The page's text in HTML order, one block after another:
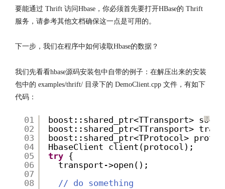
要能通过 Thrift 访问Hbase，你必须首先要打开HBase的 Thrift
服务，请参考其他文档确保这一点是可用的。
下一步，我们在程序中如何读取Hbase的数据？
我们先看看hbase源码安装包中自带的例子：在解压出来的安装
包中的 examples/thrift/ 目录下的 DemoClient.cpp 文件，有如下
代码：
?
01
02
03
04
05
06
07
08
boost::shared_ptr<TTransport>
boost::shared_ptr<TTransport>
boost::shared_ptr<TProtocol>
HbaseClient client(protocol);
try {
transport->open();
// do something